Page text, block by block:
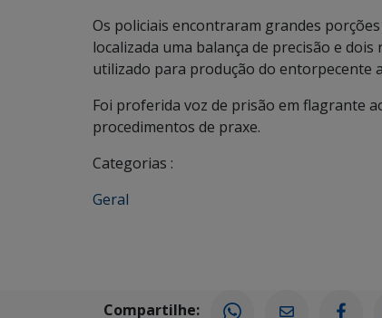
Os policiais encontraram grandes
localizada uma balança de precisão e
utilizado para produção do entorpecente
Foi proferida voz de prisão em flagrante
procedimentos de praxe.
Categorias :
Geral
Compartilhe: